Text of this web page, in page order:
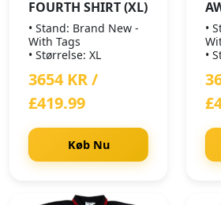
FOURTH SHIRT (XL)
• Stand: Brand New -
With Tags
• Størrelse: XL
3654 KR /
£419.99
Køb Nu
•
•